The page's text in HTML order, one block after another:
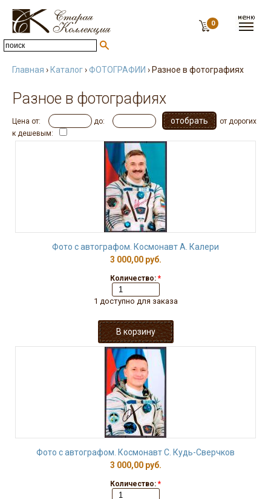
0
Главная › Каталог›ФОТОГРАФИИ › Разное в фотографиях
Разное в фотографиях
Цена от: до:
от дорогих
к дешевым:
Фото с автографом. Космонавт А. Калери
3 000,00 руб.
Количество: *
1 доступно для заказа
Фото с автографом. Космонавт С. Кудь-Сверчков
3 000,00 руб.
Количество: *